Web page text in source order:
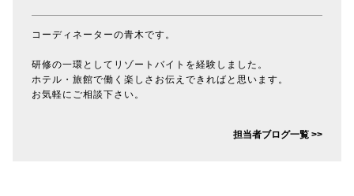
コーディネーターの青木です。
研修の一環としてリゾートバイトを経験しました。
ホテル・旅館で働く楽しさお伝えできればと思います。
お気軽にご相談下さい。
担当者ブログ一覧 >>